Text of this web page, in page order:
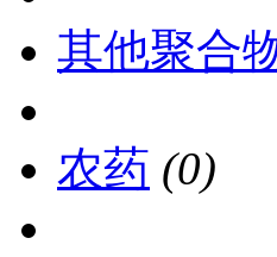
其他聚合
农药 (0)